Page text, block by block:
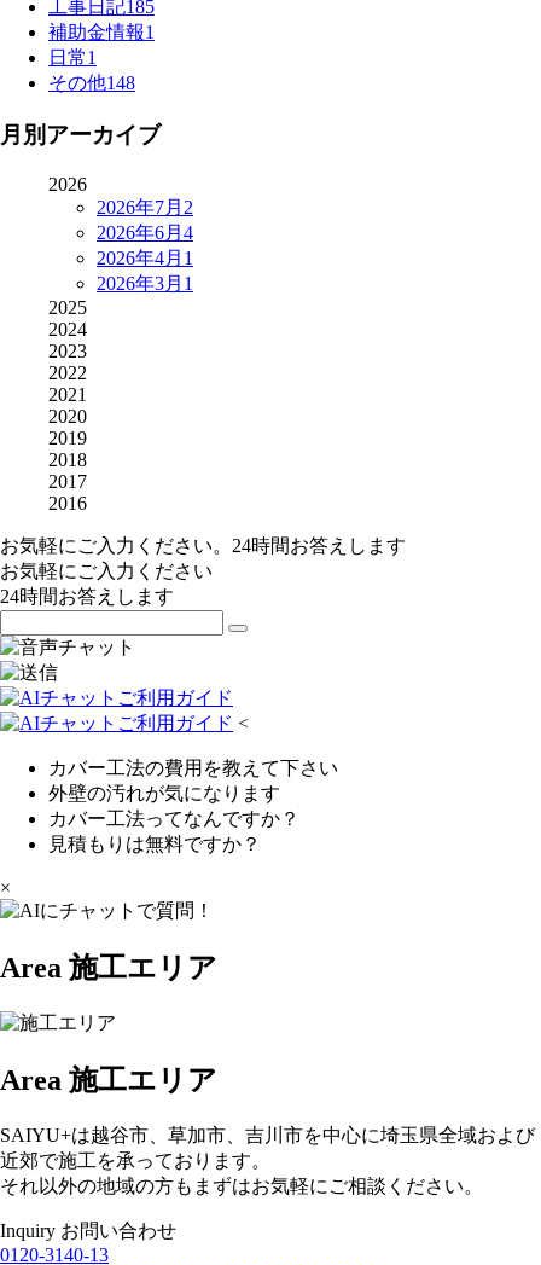
工事日記185
補助金情報1
日常1
その他148
月別アーカイブ
2026
2026年7月 2
2026年6月 4
2026年4月 1
2026年3月 1
2025
2024
2023
2022
2021
2020
2019
2018
2017
2016
お気軽にご入力ください。24時間お答えします
お気軽にご入力ください
24時間お答えします
<
カバー工法の費用を教えて下さい
外壁の汚れが気になります
カバー工法ってなんですか？
見積もりは無料ですか？
×
Area 施工エリア
Area 施工エリア
SAIYU+は越谷市、草加市、吉川市を中心に埼玉県全域および
近郊で施工を承っております。
それ以外の地域の方もまずはお気軽にご相談ください。
Inquiry お問い合わせ
0120-3140-13